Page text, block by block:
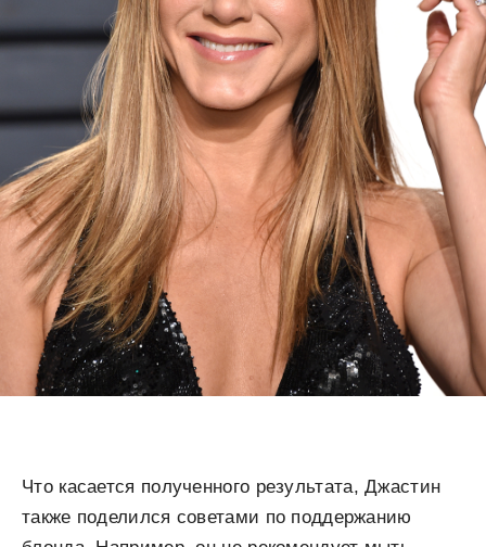
Что касается полученного результата, Джастин
также поделился советами по поддержанию